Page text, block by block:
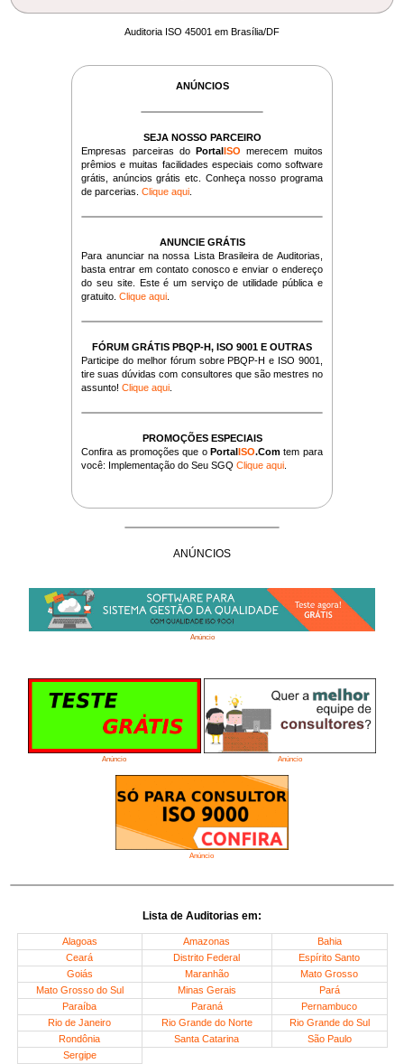
Auditoria ISO 45001 em Brasília/DF
ANÚNCIOS
SEJA NOSSO PARCEIRO
Empresas parceiras do
Portal ISO merecem muitos
prêmios e muitas facilidades especiais como software
grátis, anúncios grátis etc. Conheça nosso programa
de parcerias.Clique aqui.
ANUNCIE GRÁTIS
Para anunciar na nossa Lista Brasileira de Auditorias,
basta entrar em contato conosco e enviar o endereço
do seu site. Este é um serviço de utilidade pública e
gratuito.Clique aqui.
FÓRUM GRÁTIS PBQP-H, ISO 9001 E OUTRAS
Participe do melhor fórum sobre PBQP-H e ISO 9001,
tire suas dúvidas com consultores que são mestres no
assunto!Clique aqui.
PROMOÇÕES ESPECIAIS
Confira as promoções que o Portal ISO.Com tem para
você: Implementação do Seu SGQClique aqui.
ANÚNCIOS
Anúncio
Anúncio Anúncio
Anúncio
Lista de Auditorias em:
Alagoas Amazonas
Bahia
Ceará
Distrito Federal
Espírito Santo
Goiás
Maranhão
Mato Grosso
Mato Grosso do Sul
Minas Gerais
Pará
Paraíba
Paraná
Pernambuco
Rio de Janeiro
Rio Grande do Norte
Rio Grande do Sul
Rondônia
Santa Catarina
São Paulo
Sergipe